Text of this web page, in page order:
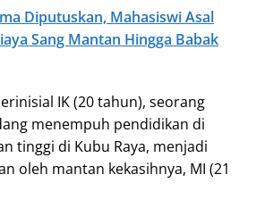
Diputuskan, Mahasiswi Asal
Sang Mantan Hingga Babak
IK (20 tahun), seorang
menempuh pendidikan di
tinggi di Kubu Raya, menjadi
oleh mantan kekasihnya, MI (21